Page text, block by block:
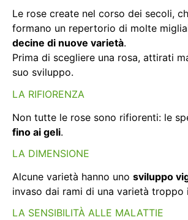
Le rose create nel corso dei secoli,
formano un repertorio di molte
decine di nuove varietà.
Prima di scegliere una rosa, attirati
suo sviluppo.
LA RIFIORENZA
Non tutte le rose sono rifiorenti: le
fino ai geli.
LA DIMENSIONE
Alcune varietà hanno uno sviluppo
invaso dai rami di una varietà troppo
LA SENSIBILITÀ ALLE MALATTIE